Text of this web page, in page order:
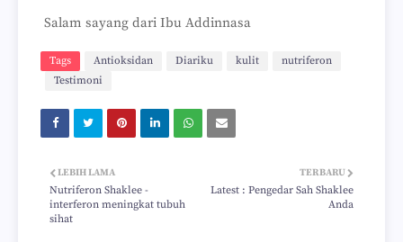
Salam sayang dari Ibu Addinnasa
Tags Antioksidan Diariku kulit
nutriferon
Testimoni
TERBARU
Latest : Pengedar Sah Shaklee
Anda
LEBIH LAMA
Nutriferon Shaklee -
interferon meningkat tubuh
sihat